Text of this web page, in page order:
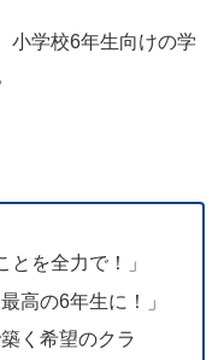
小学校6年生向けの学
とを全力で！」
高の6年生に！」
く希望のクラ